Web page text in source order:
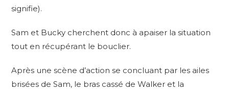
signifie).
Sam et Bucky cherchent donc à apaiser la situation
tout en récupérant le bouclier.
Après une scène d’action se concluant par les ailes
brisées de Sam, le bras cassé de Walker et la